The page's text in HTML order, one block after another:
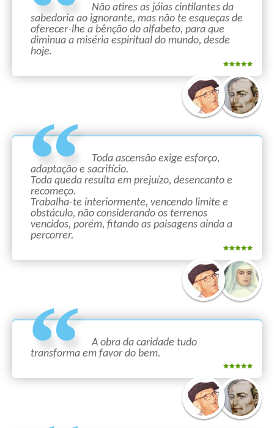
Não atires as jóias cintilantes da
sabedoria ao ignorante, mas não te esqueças de
oferecer-lhe a bênção do alfabeto, para que
diminua a miséria espiritual do mundo, desde
hoje.
Toda ascensão exige esforço,
adaptação e sacrifício.
Toda queda resulta em prejuízo, desencanto e
recomeço.
Trabalha-te interiormente, vencendo limite e
obstáculo, não considerando os terrenos
vencidos, porém, fitando as paisagens ainda a
percorrer.
A obra da caridade tudo
transforma em favor do bem.